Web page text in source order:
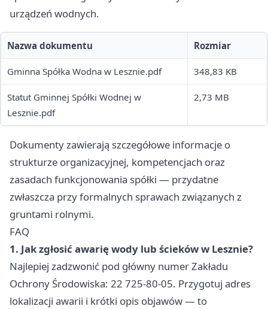
urządzeń wodnych.
Nazwa dokumentu Rozmiar
Gminna Spółka Wodna w Lesznie.pdf 348,83 KB
Statut Gminnej Spółki Wodnej w
Lesznie.pdf
2,73 MB
Dokumenty zawierają szczegółowe informacje o
strukturze organizacyjnej, kompetencjach oraz
zasadach funkcjonowania spółki — przydatne
zwłaszcza przy formalnych sprawach związanych z
gruntami rolnymi.
FAQ
1. Jak zgłosić awarię wody lub ścieków w Lesznie?
Najlepiej zadzwonić pod główny numer Zakładu
Ochrony Środowiska: 22 725-80-05. Przygotuj adres
lokalizacji awarii i krótki opis objawów — to